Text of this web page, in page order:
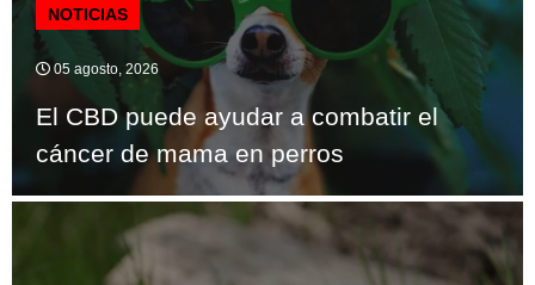
NOTICIAS
05 agosto, 2026
El CBD puede ayudar a combatir el
cáncer de mama en perros